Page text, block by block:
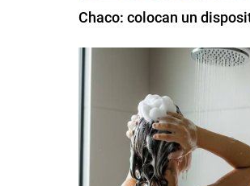
Chaco: colocan un